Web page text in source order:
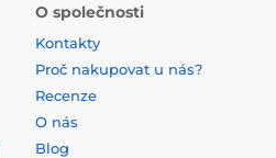
O společnosti
Kontakty
Proč nakupovat u nás?
Recenze
O nás
Blog